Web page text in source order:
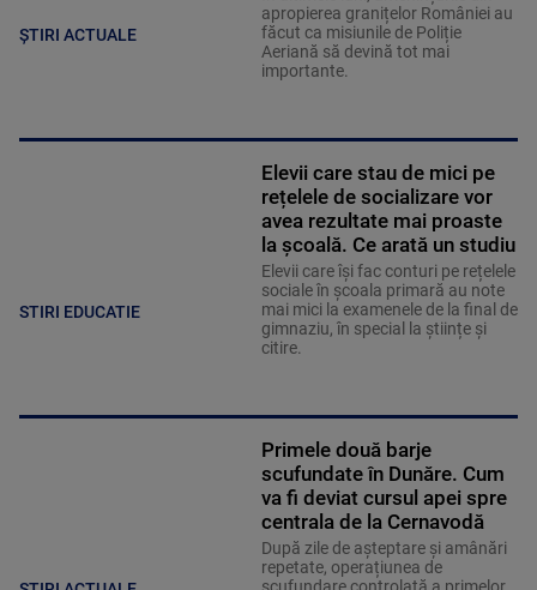
ȘTIRI ACTUALE
apropierea granițelor României au
făcut ca misiunile de Poliție
Aeriană să devină tot mai
importante.
STIRI EDUCATIE
Elevii care stau de mici pe
rețelele de socializare vor
avea rezultate mai proaste
la școală. Ce arată un studiu
Elevii care îşi fac conturi pe rețelele
sociale în școala primară au note
mai mici la examenele de la final de
gimnaziu, în special la științe și
citire.
Primele două barje
scufundate în Dunăre. Cum
va fi deviat cursul apei spre
centrala de la Cernavodă
După zile de așteptare și amânări
repetate, operațiunea de